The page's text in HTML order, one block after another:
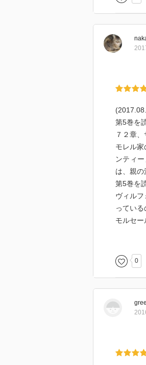
第5巻を
７２章
モレル
ンティ
は、親
第5巻を
ヴィル
っている
モルセ
最後に二
アルベ
ってきて
ヴァラ
ダングラ
0